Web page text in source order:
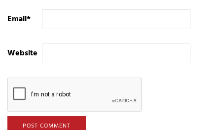
Email*
Website